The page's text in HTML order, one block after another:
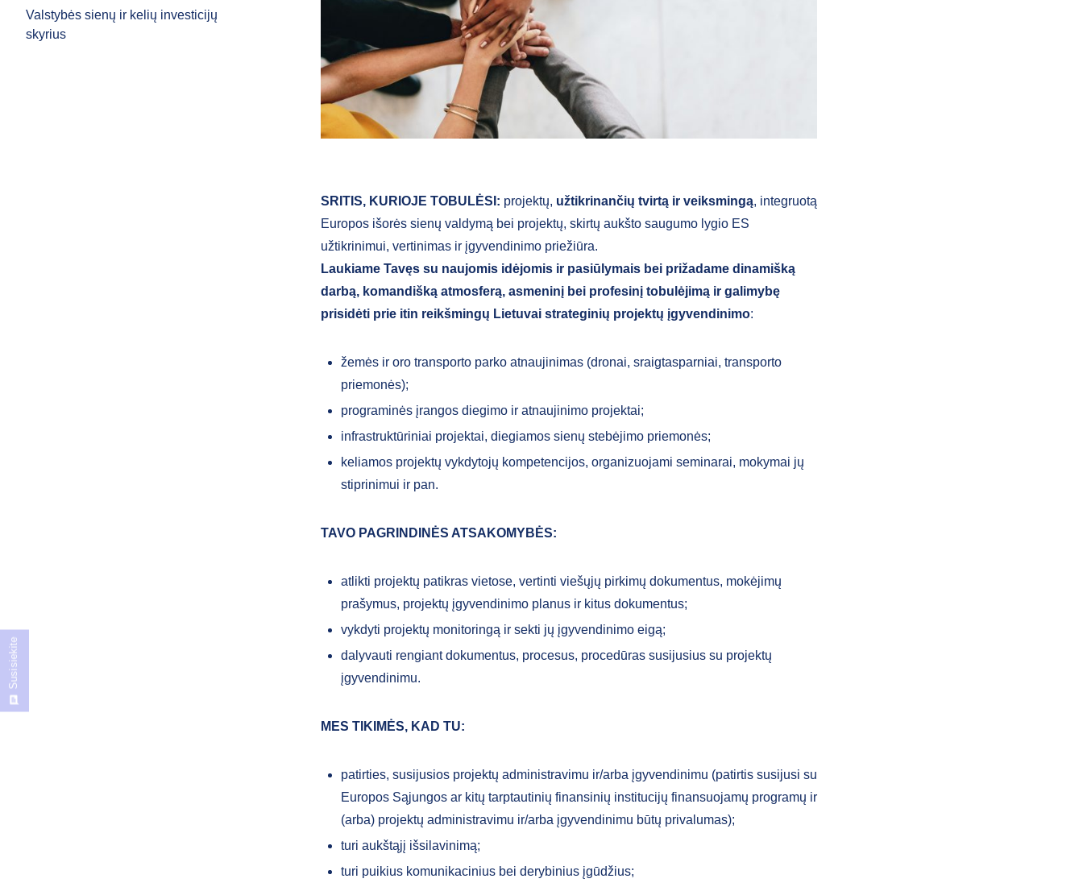
Valstybės sienų ir kelių investicijų
skyrius
SRITIS, KURIOJE TOBULĖSI: projektų, užtikrinančių tvirtą ir veiksmingą, integruotą
Europos išorės sienų valdymą bei projektų, skirtų aukšto saugumo lygio ES
užtikrinimui, vertinimas ir įgyvendinimo priežiūra.
Laukiame Tavęs su naujomis idėjomis ir pasiūlymais bei prižadame dinamišką
darbą, komandišką atmosferą, asmeninį bei profesinį tobulėjimą ir galimybę
prisidėti prie itin reikšmingų Lietuvai strateginių projektų įgyvendinimo:
žemės ir oro transporto parko atnaujinimas (dronai, sraigtasparniai, transporto
priemonės);
programinės įrangos diegimo ir atnaujinimo projektai;
infrastruktūriniai projektai, diegiamos sienų stebėjimo priemonės;
keliamos projektų vykdytojų kompetencijos, organizuojami seminarai, mokymai jų
stiprinimui ir pan.
TAVO PAGRINDINĖS ATSAKOMYBĖS:
atlikti projektų patikras vietose, vertinti viešųjų pirkimų dokumentus, mokėjimų
prašymus, projektų įgyvendinimo planus ir kitus dokumentus;
vykdyti projektų monitoringą ir sekti jų įgyvendinimo eigą;
dalyvauti rengiant dokumentus, procesus, procedūras susijusius su projektų
įgyvendinimu.
MES TIKIMĖS, KAD TU:
patirties, susijusios projektų administravimu ir/arba įgyvendinimu (patirtis susijusi su
Europos Sąjungos ar kitų tarptautinių finansinių institucijų finansuojamų programų ir
(arba) projektų administravimu ir/arba įgyvendinimu būtų privalumas);
turi aukštąjį išsilavinimą;
turi puikius komunikacinius bei derybinius įgūdžius;
Susisiekite